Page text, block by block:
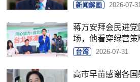
新闻解画 2026-07-31
蒋万安拜会民进
场，他看穿绿营策
台湾 2026-07-31
高市早苗感谢各国